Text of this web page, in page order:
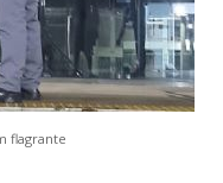
flagrante